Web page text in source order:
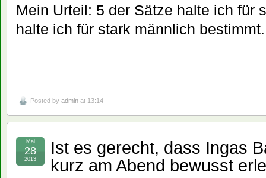
Mein Urteil: 5 der Sätze halte ich für
halte ich für stark männlich bestimmt.
Posted by admin at 13:14
Ist es gerecht, dass Ingas
kurz am Abend bewusst
Mai
28
2013